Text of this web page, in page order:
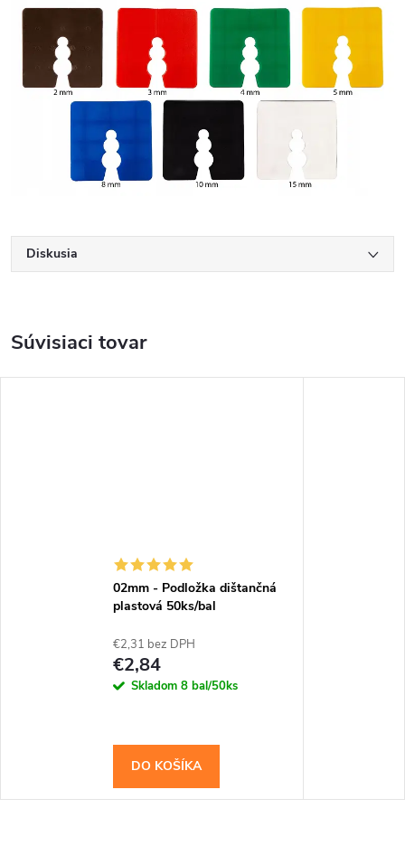
Diskusia
Súvisiaci tovar
02mm - Podložka dištančná
plastová 50ks/bal
€2,31 bez DPH
€2,84
Skladom 8 bal/50ks
DO KOŠÍKA